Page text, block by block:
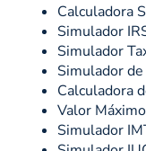
Calculadora
Simulador
Simulador
Simulador de
Calculadora
Valor
Simulador